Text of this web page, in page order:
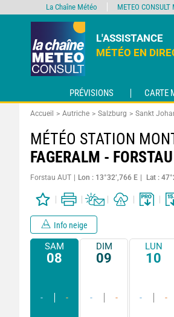
L'ASSISTANCE
MÉTÉO EN
PRÉVISIONS CARTE
Accueil Autriche Salzburg Sankt
MÉTÉO STATION
FAGERALM - FORSTAU
Forstau AUT Lon : 13°32’,766 E Lat :
Info neige
SAM
08
- -
DIM
09
- -
LUN
10
- -
La Chaîne Météo METEO CONSULT